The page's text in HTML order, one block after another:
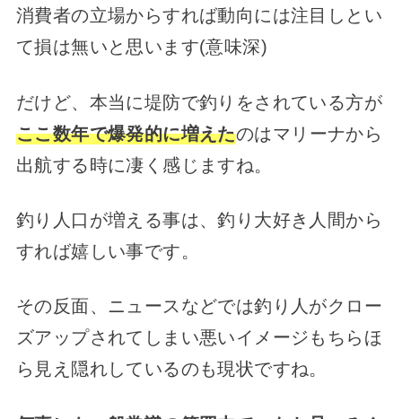
消費者の立場からすれば動向には注目しとい
て損は無いと思います(意味深)
だけど、本当に堤防で釣りをされている方が
ここ数年で爆発的に増えたのはマリーナから
出航する時に凄く感じますね。
釣り人口が増える事は、釣り大好き人間から
すれば嬉しい事です。
その反面、ニュースなどでは釣り人がクロー
ズアップされてしまい悪いイメージもちらほ
ら見え隠れしているのも現状ですね。